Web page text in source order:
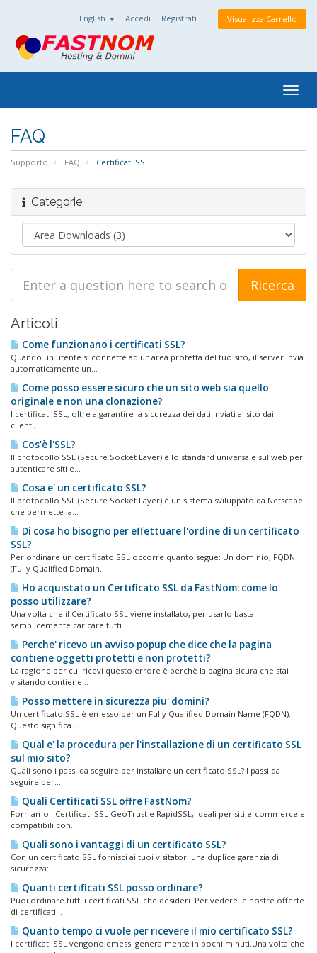
English Accedi Registrati Visualizza Carrello
FAQ
Supporto FAQ Certificati SSL
Categorie
Articoli
Come funzionano i certificati SSL?
Quando un utente si connette ad un'area protetta del tuo sito, il server invia
automaticamente un...
Come posso essere sicuro che un sito web sia quello
originale e non una clonazione?
I certificati SSL, oltre a garantire la sicurezza dei dati inviati al sito dai
clienti,...
Cos'è l'SSL?
Il protocollo SSL (Secure Socket Layer) è lo standard universale sul web per
autenticare siti e...
Cosa e' un certificato SSL?
Il protocollo SSL (Secure Socket Layer) è un sistema sviluppato da Netscape
che permette la...
Di cosa ho bisogno per effettuare l'ordine di un certificato
SSL?
Per ordinare un certificato SSL occorre quanto segue: Un dominio, FQDN
(Fully Qualified Domain...
Ho acquistato un Certificato SSL da FastNom: come lo
posso utilizzare?
Una volta che il Certificato SSL viene installato, per usarlo basta
semplicemente caricare tutti...
Perche' ricevo un avviso popup che dice che la pagina
contiene oggetti protetti e non protetti?
La ragione per cui ricevi questo errore è perchè la pagina sicura che stai
visitando contiene...
Posso mettere in sicurezza piu' domini?
Un certificato SSL è emesso per un Fully Qualified Domain Name (FQDN).
Questo significa...
Qual e' la procedura per l'installazione di un certificato SSL
sul mio sito?
Quali sono i passi da seguire per installare un certificato SSL? I passi da
seguire per...
Quali Certificati SSL offre FastNom?
Forniamo i Certificati SSL GeoTrust e RapidSSL, ideali per siti e-commerce e
compatibili con...
Quali sono i vantaggi di un certificato SSL?
Con un certificato SSL fornisci ai tuoi visitatori una duplice garanzia di
sicurezza:...
Quanti certificati SSL posso ordinare?
Puoi ordinare tutti i certificati SSL che desideri. Per vedere le nostre offerte
di certificati...
Quanto tempo ci vuole per ricevere il mio certificato SSL?
I certificati SSL vengono emessi generalmente in pochi minuti.Una volta che